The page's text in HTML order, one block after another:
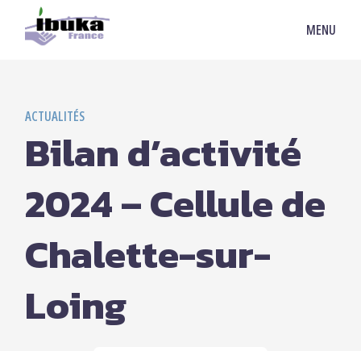
MENU
ACTUALITÉS
Bilan d’activité
2024 – Cellule de
Chalette-sur-
Loing